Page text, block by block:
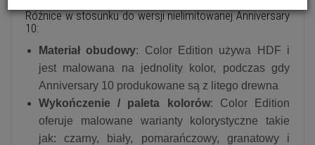
Różnice w stosunku do wersji nielimitowanej Anniversary
10:
Materiał obudowy: Color Edition używa HDF i
jest malowana na jednolity kolor, podczas gdy
Anniversary 10 produkowane są z litego drewna
Wykończenie / paleta kolorów: Color Edition
oferuje malowane warianty kolorystyczne takie
jak: czarny, biały, pomarańczowy, granatowy i